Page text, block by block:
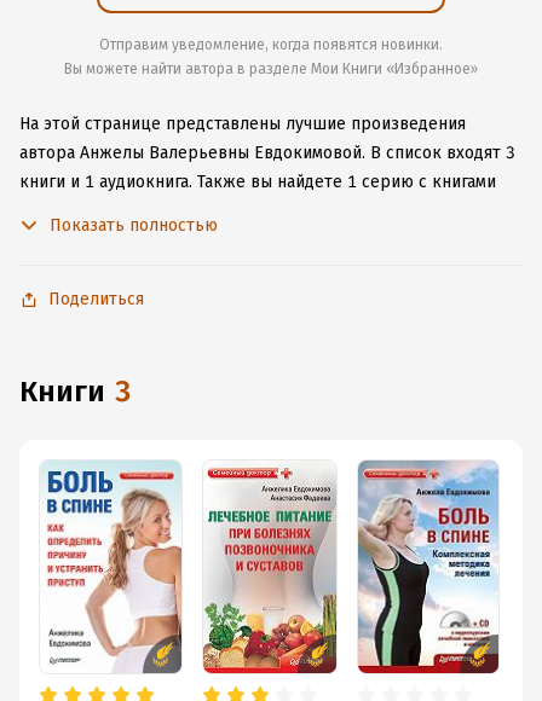
Отправим уведомление, когда появятся новинки.
Вы можете найти автора в разделе Мои Книги «Избранное»
На этой странице представлены лучшие произведения
автора Анжелы Валерьевны Евдокимовой. В список входят 3
книги и 1 аудиокнига. Также вы найдете 1 серию с книгами
не расставаться с любимыми произведениями даже без
Показать полностью
Поделиться
книги 3